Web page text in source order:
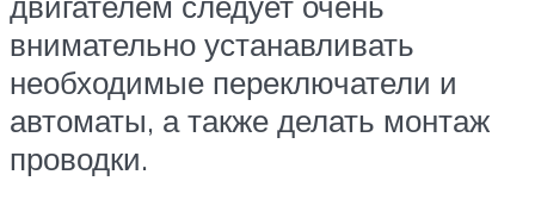
внимательно устанавливать
необходимые переключатели и
автоматы, а также делать монтаж
проводки.